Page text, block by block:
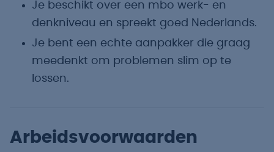
Je beschikt over een mbo werk- en
denkniveau en spreekt goed Nederlands.
Je bent een echte aanpakker die graag
meedenkt om problemen slim op te
lossen.
Arbeidsvoorwaarden